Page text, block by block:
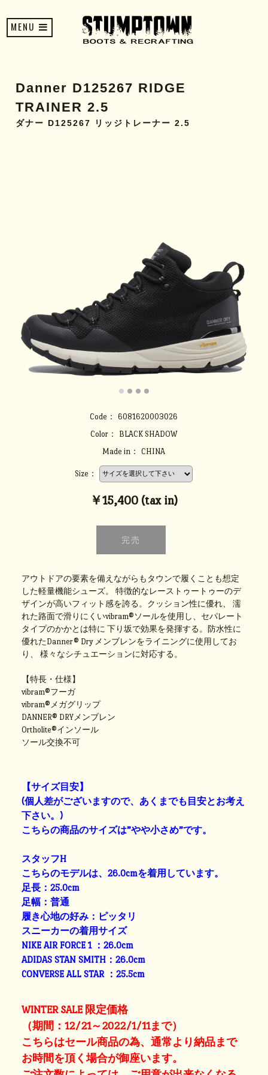
MENU
Danner D125267 RIDGE
TRAINER 2.5
ダナー D125267 リッジトレーナー 2.5
Code：
6081620003026
Color：
BLACK SHADOW
Made in：
CHINA
Size：
￥15,400 (tax in)
アウトドアの要素を備えながらもタウンで履くことも想定
した軽量機能シューズ。 特徴的なレーストゥートゥーのデ
ザインが高いフィット感を誇る。クッション性に優れ、 濡
れた路面で滑りにくいvibram®ソールを使用し、セパレート
タイプのかかとは特に 下り坂で効果を発揮する。防水性に
優れたDanner® Dry メンブレンをライニングに使用してお
り、 様々なシチュエーションに対応する。
【特長・仕様】
vibram®フーガ
vibram®メガグリップ
DANNER® DRYメンブレン
Ortholite®インソール
ソール交換不可
【サイズ目安】
(個人差がございますので、あくまでも目安とお考え
下さい。)
こちらの商品のサイズは”やや小さめ”です。
スタッフH
こちらのモデルは、26.0cmを着用しています。
足長：25.0cm
足幅：普通
履き心地の好み：ピッタリ
スニーカーの着用サイズ
NIKE AIR FORCE 1 ：26.0cm
ADIDAS STAN SMITH：26.0cm
CONVERSE ALL STAR ：25.5cm
WINTER SALE 限定価格
（期間：12/21～2022/1/11まで）
こちらはセール商品の為、通常より納品まで
お時間を頂く場合が御座います。